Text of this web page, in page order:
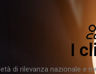
I
di rilevanza nazionale e